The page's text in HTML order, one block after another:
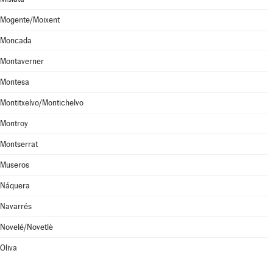
Mogente/Moixent
Moncada
Montaverner
Montesa
Montitxelvo/Montichelvo
Montroy
Montserrat
Museros
Náquera
Navarrés
Novelé/Novetlè
Oliva